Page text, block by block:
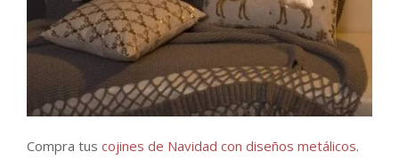
Compra tus cojines de Navidad con diseños metálicos.